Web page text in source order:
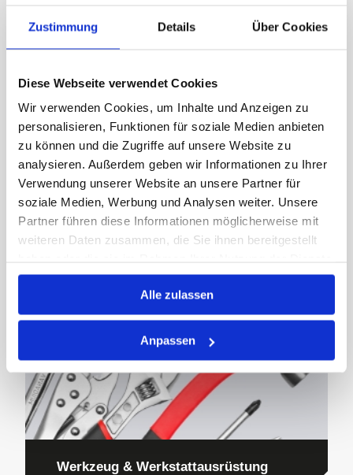
Zustimmung Details Über Cookies
Diese Webseite verwendet Cookies
Wir verwenden Cookies, um Inhalte und Anzeigen zu
personalisieren, Funktionen für soziale Medien anbieten
zu können und die Zugriffe auf unsere Website zu
analysieren. Außerdem geben wir Informationen zu Ihrer
Verwendung unserer Website an unsere Partner für
soziale Medien, Werbung und Analysen weiter. Unsere
Partner führen diese Informationen möglicherweise mit
weiteren Daten zusammen, die Sie ihnen bereitgestellt
gesammelt haben.
Alle zulassen
Anpassen
Wälzlager
Werkzeug & Werkstattausrüstung